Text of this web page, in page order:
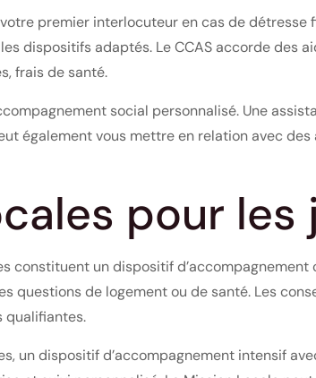
premier interlocuteur en cas de détresse
dispositifs adaptés. Le CCAS accorde des
frais de santé.
social personnalisé. Une
également vous mettre en relation avec
pour les
constituent un dispositif
questions de logement ou de santé. Les
qualifiantes.
un dispositif d’accompagnement intensif